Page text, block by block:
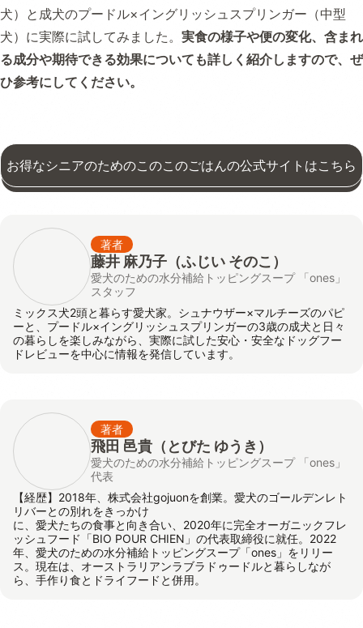
犬）と成犬のプードル×イングリッシュスプリンガー（中型
犬）に実際に試してみました。 実食の様子や便の変化、含まれ
る成分や期待できる効果についても詳しく紹介しますので、ぜ
ひ参考にしてください。
お得なシニアのためのこのこのごはんの公式サイトはこちら
著者
藤井 麻乃子（ふじい そのこ）
愛犬のための水分補給トッピングスープ 「ones」
スタッフ
ミックス犬2頭と暮らす愛犬家。シュナウザー×マルチーズのパピ
ーと、プードル×イングリッシュスプリンガーの3歳の成犬と日々
の暮らしを楽しみながら、実際に試した安心・安全なドッグフー
ドレビューを中心に情報を発信しています。
著者
飛田 邑貴 （とびた ゆうき）
愛犬のための水分補給トッピングスープ 「ones」
代表
【経歴】2018年、株式会社gojuonを創業。愛犬のゴールデンレト
リバーとの別れをきっかけ
に、愛犬たちの食事と向き合い、2020年に完全オーガニックフレ
ッシュフード「BIO POUR CHIEN」の代表取締役に就任。2022
年、愛犬のための水分補給トッピングスープ「ones」をリリー
ス。現在は、オーストラリアンラブラドゥードルと暮らしなが
ら、手作り食とドライフードと併用。